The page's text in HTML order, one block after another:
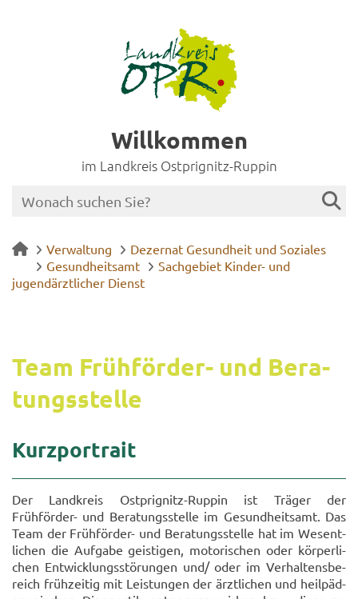
Willkommen
im Landkreis Ostprignitz-Ruppin
Verwaltung
Dezernat Gesundheit und Soziales
Gesundheitsamt
Sachgebiet Kinder- und
jugendärztlicher Dienst
Team Frühförder-​ und Be­ra­
tungs­stel­le
Kurz­por­trait
Der Land­kreis Ostprignitz-​Ruppin ist Trä­ger der
Frühförder-​ und Be­ra­tungs­stel­le im Ge­sund­heits­amt. Das
Team der Frühförder-​ und Be­ra­tungs­stel­le hat im We­sent­
li­chen die Auf­ga­be geis­ti­gen, mo­to­ri­schen oder kör­per­li­
chen Ent­wick­lungs­stö­run­gen und/ oder im Ver­hal­tens­be­
reich früh­zei­tig mit Leis­tun­gen der ärzt­li­chen und heil­päd­